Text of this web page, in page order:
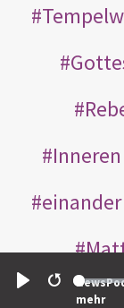
Restart
mehr
Inneren
einander